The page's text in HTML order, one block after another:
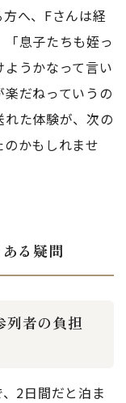
へ、Fさんは経
息子たちも姪っ
うかなって言い
だねっていうの
た体験が、次の
かもしれませ
る疑問
列者の負担
2日間だと泊ま